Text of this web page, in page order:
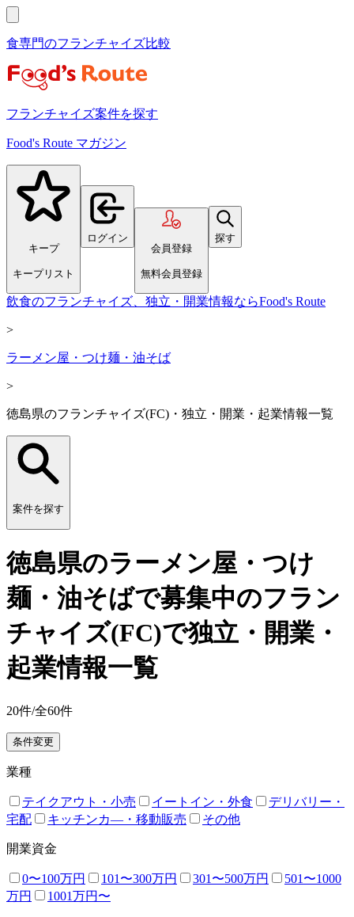
食専門のフランチャイズ比較
フランチャイズ案件を探す
Food's Route マガジン
キープ
キープリスト
ログイン
会員登録
無料会員登録
探す
飲食のフランチャイズ、独立・開業情報ならFood's Route
>
ラーメン屋・つけ麺・油そば
>
徳島県のフランチャイズ(FC)・独立・開業・起業情報一覧
案件を探す
徳島県のラーメン屋・つけ
麺・油そばで募集中のフラン
チャイズ(FC)で独立・開業・
起業情報一覧
20件/全60件
条件変更
業種
テイクアウト・小売 イートイン・外食
デリバリー・
宅配
キッチンカ―・移動販売 その他
開業資金
0〜100万円 101〜300万円 301〜500万円
501〜1000
万円
1001万円〜